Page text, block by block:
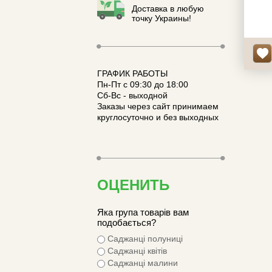
Доставка в любую
точку Украины!
ГРАФИК РАБОТЫ
Пн-Пт с 09:30 до 18:00
Сб-Вс - выходной
Заказы через сайт принимаем
круглосуточно и без выходных
ОЦЕНИТЬ
Яка група товарів вам
подобається?
Саджанці полуниці
Саджанці квітів
Саджанці малини
к-ть